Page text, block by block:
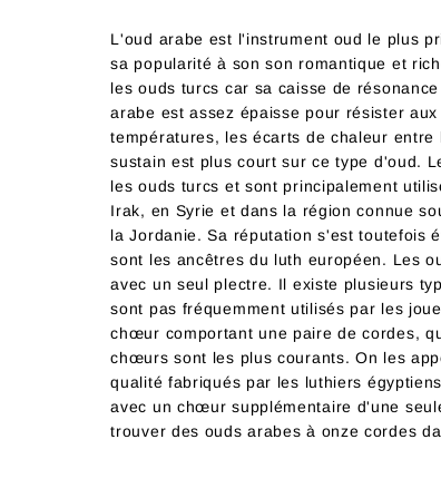
L'oud arabe est l'instrument oud le plus
sa popularité à son son romantique et
les ouds turcs car sa caisse de
arabe est assez épaisse pour résister
températures, les écarts de chaleur
sustain est plus court sur ce type d'oud.
les ouds turcs et sont principalement
Irak, en Syrie et dans la région connue
la Jordanie. Sa réputation s'est toutefois
sont les ancêtres du luth européen. Les
avec un seul plectre. Il existe plusieurs
sont pas fréquemment utilisés par les
chœur comportant une paire de cordes,
chœurs sont les plus courants. On les
qualité fabriqués par les luthiers
avec un chœur supplémentaire d'une
trouver des ouds arabes à onze cordes